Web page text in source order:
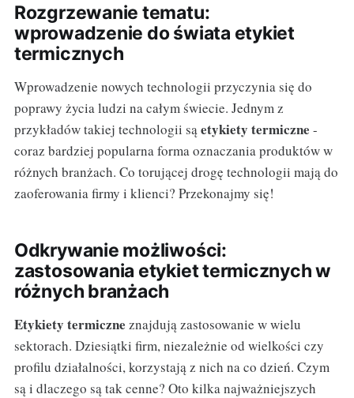
Rozgrzewanie tematu:
wprowadzenie do świata etykiet
termicznych
Wprowadzenie nowych technologii przyczynia się do
poprawy życia ludzi na całym świecie. Jednym z
przykładów takiej technologii sąetykiety termiczne -
coraz bardziej popularna forma oznaczania produktów w
różnych branżach. Co torującej drogę technologii mają do
zaoferowania firmy i klienci? Przekonajmy się!
Odkrywanie możliwości:
zastosowania etykiet termicznych w
różnych branżach
Etykiety termiczne znajdują zastosowanie w wielu
sektorach. Dziesiątki firm, niezależnie od wielkości czy
profilu działalności, korzystają z nich na co dzień. Czym
są i dlaczego są tak cenne? Oto kilka najważniejszych